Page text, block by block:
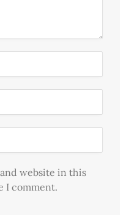
and website in this
I comment.